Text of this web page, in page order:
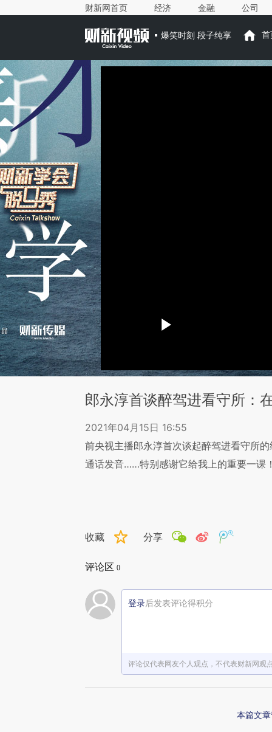
财新网首页 经济 金融 公司
爆笑时刻 段子纯享 首
郎永淳首谈醉驾进看守所：
2021年04月15日 16:55
前央视主播郎永淳首次谈起醉驾进看守所
通话发音……特别感谢它给我上的重要一课
收藏 分享
评论区 0
登录后发表评论得积分
评论仅代表网友个人观点，不代表财新网观
本篇文